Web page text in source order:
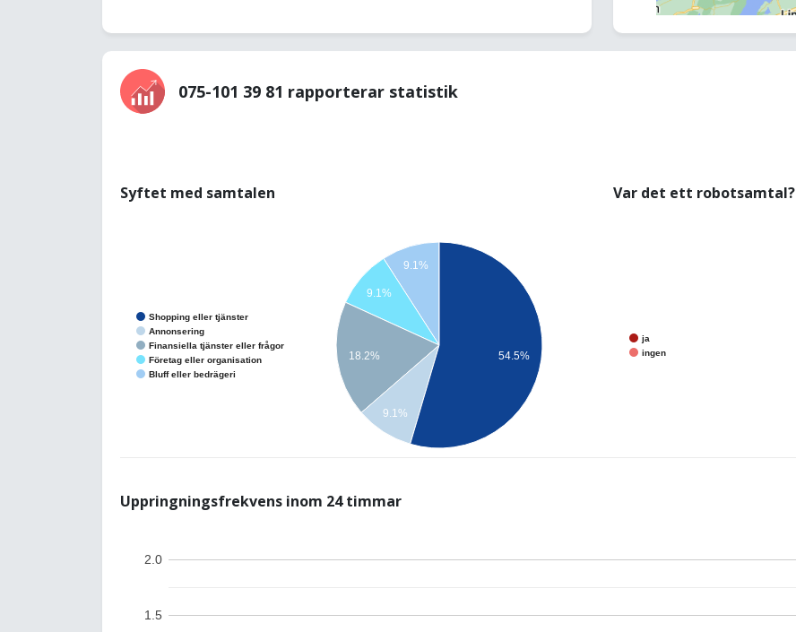
075-101 39 81 rapporterar statistik
Syftet med samtalen
Shopping eller tjänster
Annonsering
Finansiella tjänster eller frågor
Företag eller organisation
Bluff eller bedrägeri
9.1%
9.1%
18.2%
9.1%
54.5%
Var det ett robotsamtal?
ja
ingen
Uppringningsfrekvens inom 24 timmar
1.5
2.0